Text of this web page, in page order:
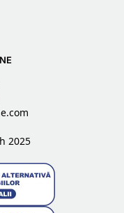
2025